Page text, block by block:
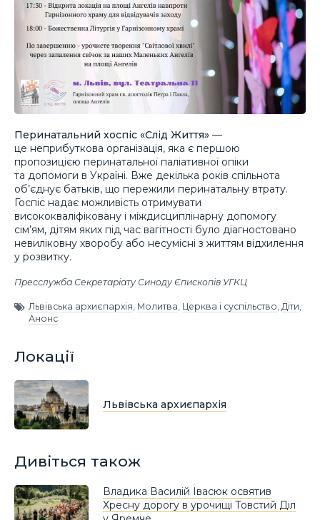
Перинатальний хоспіс «Слід Життя» —
це неприбуткова організація, яка є першою
пропозицією перинатальної паліативної опіки
та допомоги в Україні. Вже декілька років спільнота
об’єднує батьків, що пережили перинатальну втрату.
Госпіс надає можливість отримувати
висококваліфіковану і міждисциплінарну допомогу
сім’ям, дітям яких під час вагітності було діагностовано
невиліковну хворобу або несумісні з життям відхилення
у розвитку.
Пресслужба Секретаріату Синоду Єпископів УГКЦ
Львівська архиєпархія, Молитва, Церква і суспільство, Діти,
Анонс
Локації
Львівська архиєпархія
Дивіться також
Владика Василій Івасюк освятив
Хресну дорогу в урочищі Товстий Діл